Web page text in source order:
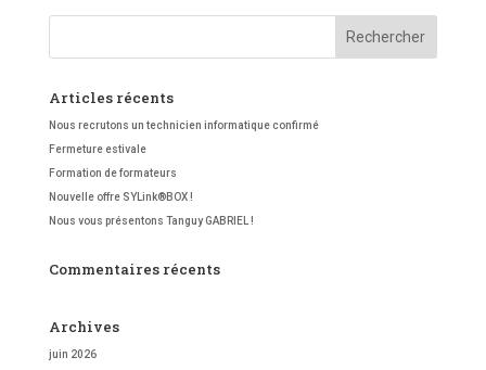
Articles récents
Nous recrutons un technicien informatique confirmé
Fermeture estivale
Formation de formateurs
Nouvelle offre SYLink®BOX !
Nous vous présentons Tanguy GABRIEL !
Commentaires récents
Archives
juin 2026